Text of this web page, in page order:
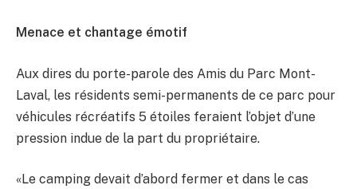
Menace et chantage émotif
Aux dires du porte-parole des Amis du Parc Mont-
Laval, les résidents semi-permanents de ce parc pour
véhicules récréatifs 5 étoiles feraient l’objet d’une
pression indue de la part du propriétaire.
«Le camping devait d’abord fermer et dans le cas